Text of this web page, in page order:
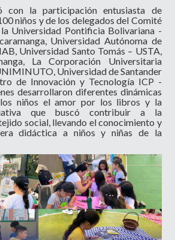
con la participación entusiasta de
niños y de los delegados del Comité
Universidad Pontificia Bolivariana -
Universidad Autónoma de
Universidad Santo Tomás – USTA,
La Corporación Universitaria
Universidad de Santander
de Innovación y Tecnología ICP -
desarrollaron diferentes dinámicas
niños el amor por los libros y la
que buscó contribuir a la
social, llevando el conocimiento y
didáctica a niños y niñas de la